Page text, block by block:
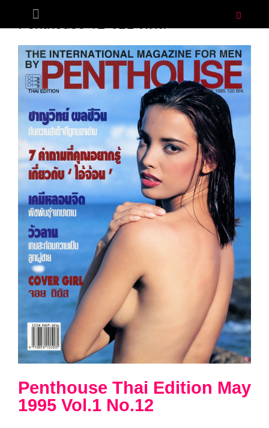
Penthouse 12 จอย ติตัส
Penthouse Thai Edition May
1995 Vol.1 No.12